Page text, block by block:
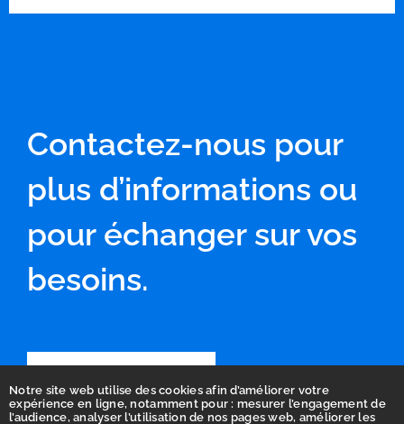
Notre site web utilise des cookies afin d’améliorer votre
expérience en ligne, notamment pour : mesurer l’engagement de
l’audience, analyser l’utilisation de nos pages web, améliorer les
Contactez-nous pour
plus d’informations ou
pour échanger sur vos
besoins.
Contactez-nous